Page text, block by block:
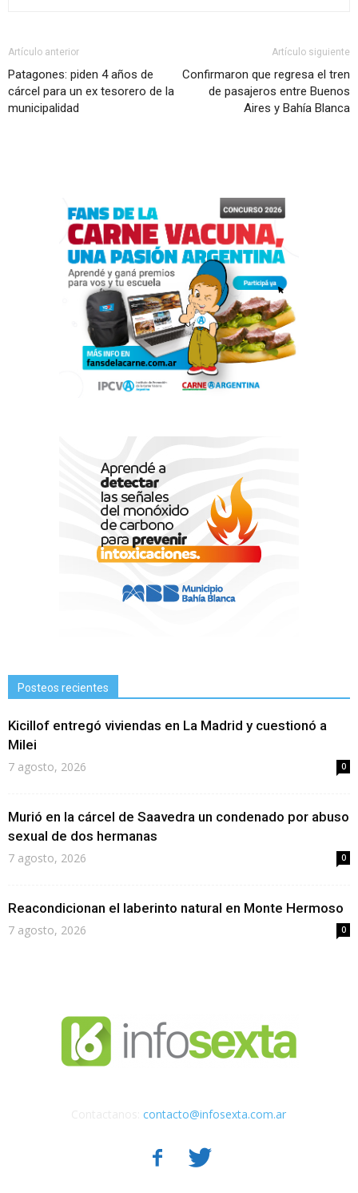
Artículo anterior
Patagones: piden 4 años de
cárcel para un ex tesorero de la
municipalidad
Artículo siguiente
Confirmaron que regresa el tren
de pasajeros entre Buenos
Aires y Bahía Blanca
Posteos recientes
Kicillof entregó viviendas en La Madrid y cuestionó a
Milei
7 agosto, 2026 0
Murió en la cárcel de Saavedra un condenado por abuso
sexual de dos hermanas
7 agosto, 2026 0
Reacondicionan el laberinto natural en Monte Hermoso
7 agosto, 2026 0
contacto@infosexta.com.ar